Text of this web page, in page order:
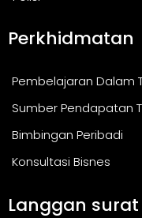
Perkhidmatan
Pembelajaran Dalam
Sumber Pendapatan
Bimbingan Peribadi
Konsultasi Bisnes
Langgan